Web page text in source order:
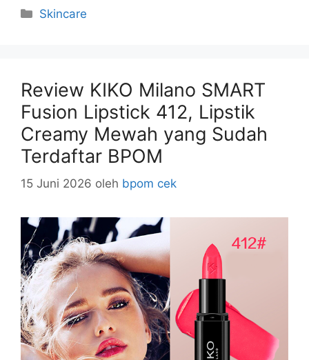
Kategori
Skincare
Review KIKO Milano SMART
Fusion Lipstick 412, Lipstik
Creamy Mewah yang Sudah
Terdaftar BPOM
15 Juni 2026 oleh bpom cek